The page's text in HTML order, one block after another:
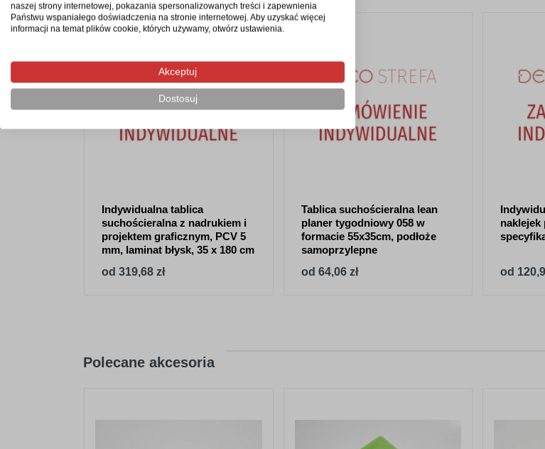
Indywidualna tablica
suchościeralna z nadrukiem i
projektem graficznym, PCV 5
mm, laminat błysk, 35 x 180 cm
od 319,68 zł
Tablica suchościeralna lean
planer tygodniowy 058 w
formacie 55x35cm, podłoże
samoprzylepne
od 64,06 zł
naklejek
od
Polecane akcesoria
naszej strony internetowej, pokazania spersonalizowanych treści i zapewnienia
Państwu wspaniałego doświadczenia na stronie internetowej. Aby uzyskać więcej
informacji na temat plików cookie, których używamy, otwórz ustawienia.
Akceptuj
Dostosuj